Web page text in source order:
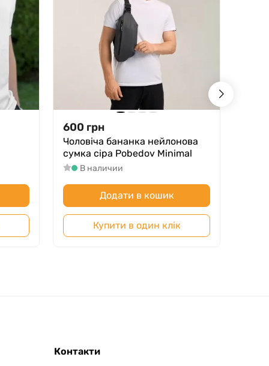
600 грн
Чоловіча бананка нейлонова
сумка сіра Pobedov Minimal
В наличии
Додати в кошик
Купити в один клік
Контакти